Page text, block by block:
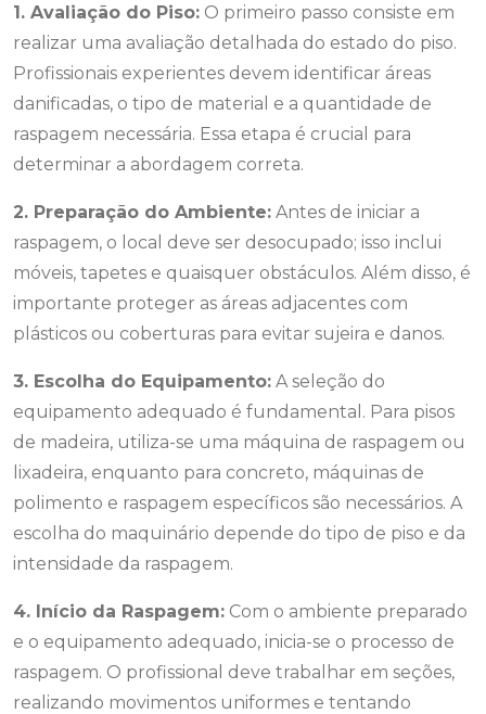
1. Avaliação do Piso: O primeiro passo consiste em
realizar uma avaliação detalhada do estado do piso.
Profissionais experientes devem identificar áreas
danificadas, o tipo de material e a quantidade de
raspagem necessária. Essa etapa é crucial para
determinar a abordagem correta.
2. Preparação do Ambiente: Antes de iniciar a
raspagem, o local deve ser desocupado; isso inclui
móveis, tapetes e quaisquer obstáculos. Além disso, é
importante proteger as áreas adjacentes com
plásticos ou coberturas para evitar sujeira e danos.
3. Escolha do Equipamento: A seleção do
equipamento adequado é fundamental. Para pisos
de madeira, utiliza-se uma máquina de raspagem ou
lixadeira, enquanto para concreto, máquinas de
polimento e raspagem específicos são necessários. A
escolha do maquinário depende do tipo de piso e da
intensidade da raspagem.
4. Início da Raspagem: Com o ambiente preparado
e o equipamento adequado, inicia-se o processo de
raspagem. O profissional deve trabalhar em seções,
realizando movimentos uniformes e tentando